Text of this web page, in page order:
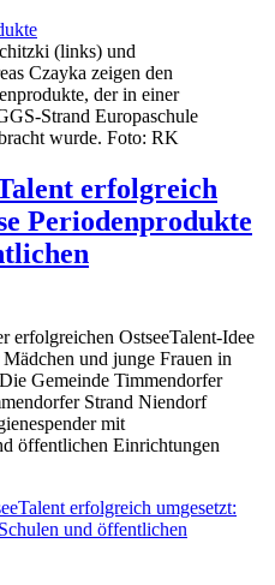
(links) und
Czayka zeigen den
der in einer
Strand Europaschule
wurde. Foto: RK
erfolgreich
Periodenprodukte
erfolgreichen OstseeTalent-Idee
und junge Frauen in
Gemeinde Timmendorfer
Strand Niendorf
mit
öffentlichen Einrichtungen
erfolgreich umgesetzt:
und öffentlichen